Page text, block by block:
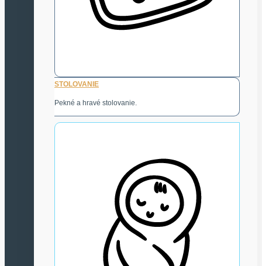
STOLOVANIE
Pekné a hravé stolovanie.